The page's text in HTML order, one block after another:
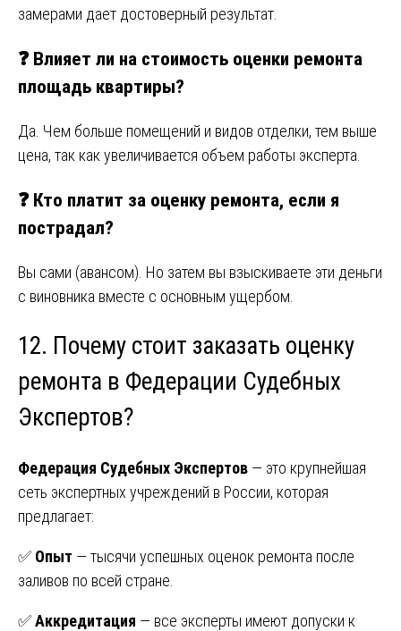
замерами дает достоверный результат.
❓ Влияет ли на стоимость оценки ремонта
площадь квартиры?
Да. Чем больше помещений и видов отделки, тем выше
цена, так как увеличивается объем работы эксперта.
❓ Кто платит за оценку ремонта, если я
пострадал?
Вы сами (авансом). Но затем вы взыскиваете эти деньги
с виновника вместе с основным ущербом.
12. Почему стоит заказать оценку
ремонта в Федерации Судебных
Экспертов?
Федерация Судебных Экспертов — это крупнейшая
сеть экспертных учреждений в России, которая
предлагает:
✅ Опыт — тысячи успешных оценок ремонта после
заливов по всей стране.
✅Аккредитация — все эксперты имеют допуски к